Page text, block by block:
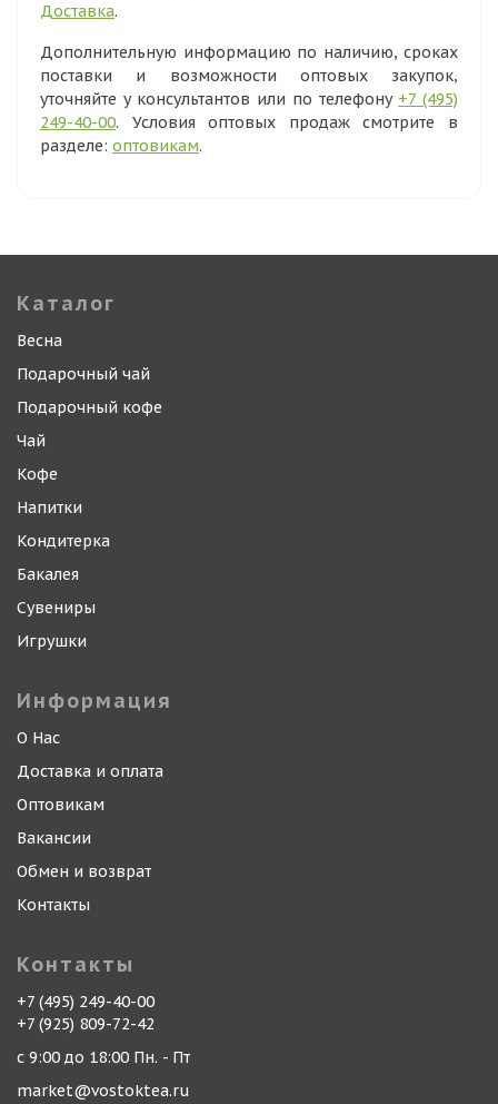
Доставка.
Дополнительную информацию по наличию, сроках
поставки и возможности оптовых закупок,
уточняйте у консультантов или по телефону +7 (495)
249-40-00. Условия оптовых продаж смотрите в
разделе: оптовикам.
Каталог
Весна
Подарочный чай
Подарочный кофе
Чай
Кофе
Напитки
Кондитерка
Бакалея
Сувениры
Игрушки
Информация
О Нас
Доставка и оплата
Оптовикам
Вакансии
Обмен и возврат
Контакты
Контакты
+7 (495) 249-40-00
+7 (925) 809-72-42
с 9:00 до 18:00 Пн. - Пт
market@vostoktea.ru